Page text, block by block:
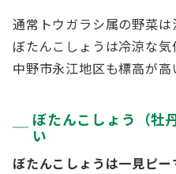
通常トウガラシ属の野菜は
ぼたんこしょうは冷涼な気
中野市永江地区も標高が高
ぼたんこしょう（牡
い
ぼたんこしょうは一見ピ